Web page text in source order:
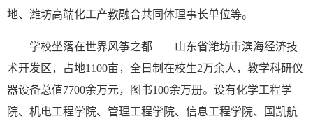
地、潍坊高端化工产教融合共同体理事长单位等。
学校坐落在世界风筝之都——山东省潍坊市滨海经济技
术开发区，占地1100亩，全日制在校生2万余人，教学科研仪
器设备总值7700余万元，图书100余万册。设有化学工程学
院、机电工程学院、管理工程学院、信息工程学院、国凯航